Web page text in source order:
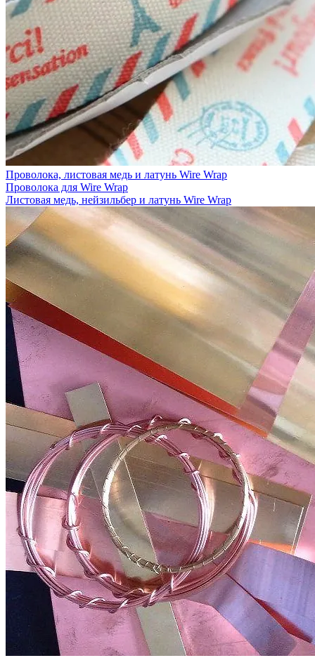
Проволока, листовая медь и латунь Wire Wrap
Проволока для Wire Wrap
Листовая медь, нейзильбер и латунь Wire Wrap